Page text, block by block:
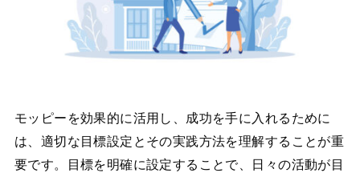
モッピーを効果的に活用し、成功を手に入れるために
は、適切な目標設定とその実践方法を理解することが重
要です。目標を明確に設定することで、日々の活動が目